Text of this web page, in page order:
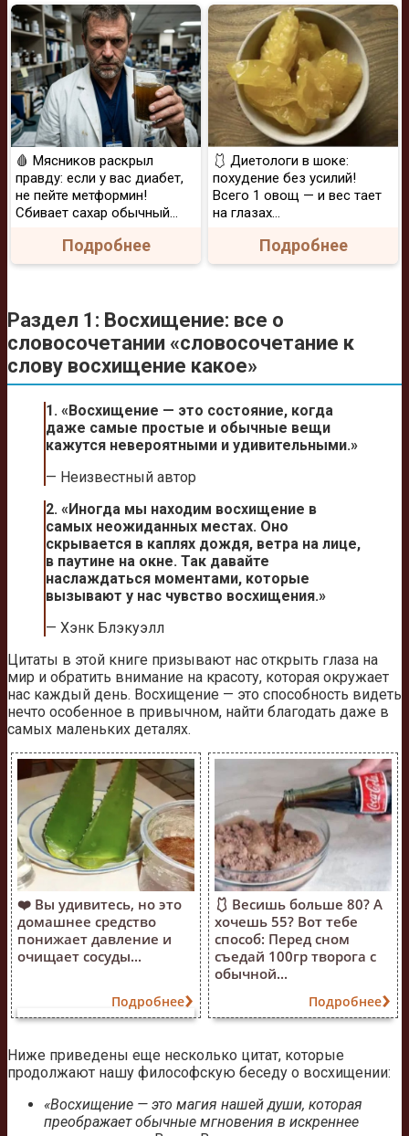
🩸 Мясников раскрыл
правду: если у вас диабет,
не пейте метформин!
Сбивает сахар обычный...
Подробнее
🩱 Диетологи в шоке:
похудение без усилий!
Всего 1 овощ — и вес тает
на глазах…
Подробнее
Раздел 1: Восхищение: все о
словосочетании «словосочетание к
слову восхищение какое»
1. «Восхищение — это состояние, когда
даже самые простые и обычные вещи
кажутся невероятными и удивительными.»
— Неизвестный автор
2. «Иногда мы находим восхищение в
самых неожиданных местах. Оно
скрывается в каплях дождя, ветра на лице,
в паутине на окне. Так давайте
наслаждаться моментами, которые
вызывают у нас чувство восхищения.»
— Хэнк Блэкуэлл
Цитаты в этой книге призывают нас открыть глаза на
мир и обратить внимание на красоту, которая окружает
нас каждый день. Восхищение — это способность видеть
нечто особенное в привычном, найти благодать даже в
самых маленьких деталях.
❤️ Вы удивитесь, но это
домашнее средство
понижает давление и
очищает сосуды...
Подробнее
🩱 Весишь больше 80? А
хочешь 55? Вот тебе
способ: Перед сном
съедай 100гр творога с
обычной...
Подробнее
Ниже приведены еще несколько цитат, которые
продолжают нашу философскую беседу о восхищении:
«Восхищение — это магия нашей души, которая
преображает обычные мгновения в искреннее